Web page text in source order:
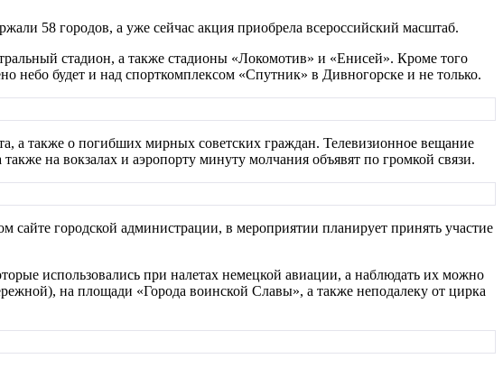
58 городов, а уже сейчас акция приобрела всероссийский масштаб.
стадион, а также стадионы «Локомотив» и «Енисей». Кроме того
небо будет и над спорткомплексом «Спутник» в Дивногорске и не только.
а также о погибших мирных советских граждан. Телевизионное вещание
на вокзалах и аэропорту минуту молчания объявят по громкой связи.
городской администрации, в мероприятии планирует принять участие
использовались при налетах немецкой авиации, а наблюдать их можно
на площади «Города воинской Славы», а также неподалеку от цирка